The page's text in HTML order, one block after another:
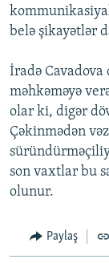
belə şikayətlər
İradə
məhkəməyə
olar ki, digər
Çəkinmədən
son vaxtlar bu
olunur.
Paylaş